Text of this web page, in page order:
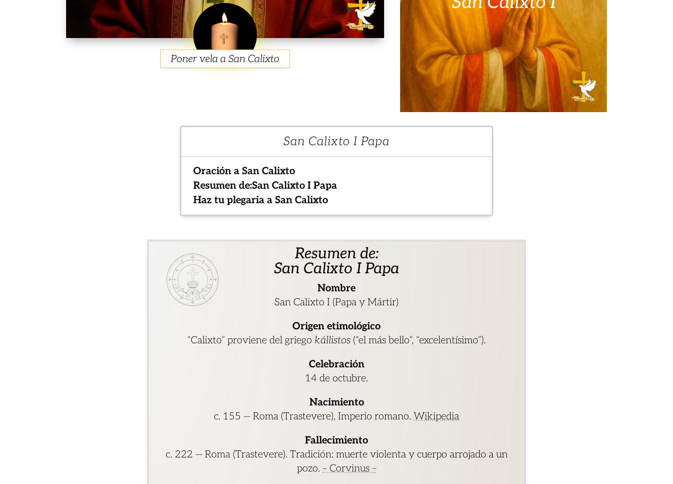
Poner vela a San Calixto
San Calixto I Papa
Oración a San Calixto
Resumen de:San Calixto I Papa
Haz tu plegaria a San Calixto
Resumen de:
San Calixto I Papa
Nombre
San Calixto I (Papa y Mártir)
Origen etimológico
“Calixto” proviene del griego kállistos (“el más bello”, “excelentísimo”).
Celebración
14 de octubre.
Nacimiento
c. 155 — Roma (Trastevere), Imperio romano. Wikipedia
Fallecimiento
c. 222 — Roma (Trastevere). Tradición: muerte violenta y cuerpo arrojado a un
pozo. – Corvinus –